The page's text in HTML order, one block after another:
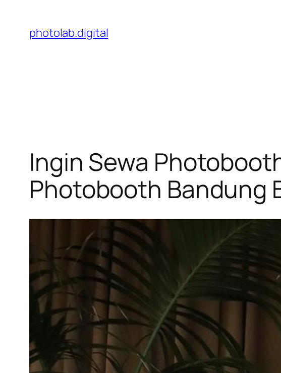
content
photolab.digital
Ingin Sewa
Photobooth Bandung